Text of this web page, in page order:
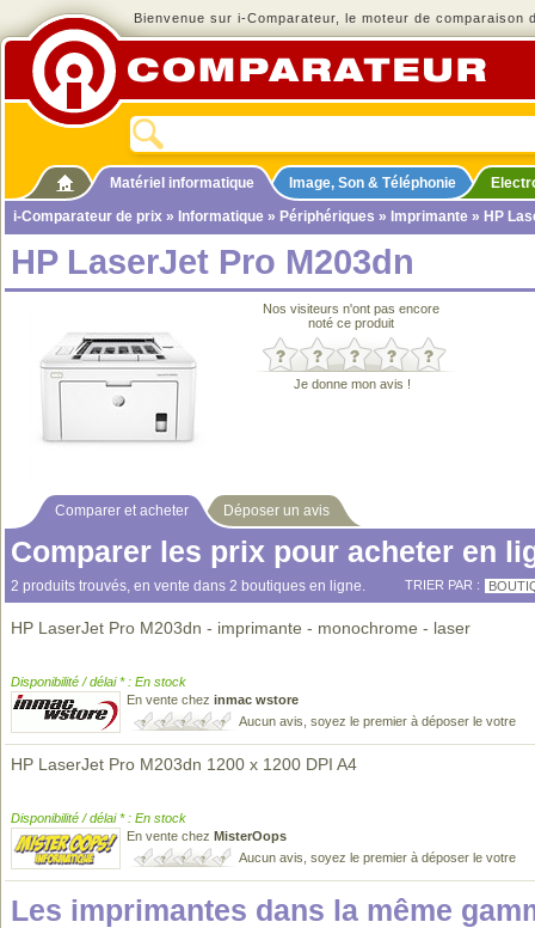
Bienvenue sur i-Comparateur, le moteur de comparaison
Matériel informatique Image, Son & Téléphonie
i-Comparateur de prix » Informatique » Périphériques » Imprimante » HP
HP LaserJet Pro M203dn
Nos visiteurs n'ont pas encore
noté ce produit
Je donne mon avis !
Comparer et acheter Déposer un avis
Comparer les prix pour acheter en
2 produits trouvés, en vente dans 2 boutiques en ligne. TRIER PAR :
HP LaserJet Pro M203dn - imprimante - monochrome - laser
Disponibilité / délai * : En stock
En vente chez inmac wstore
Aucun avis, soyez le premier à déposer le votre
HP LaserJet Pro M203dn 1200 x 1200 DPI A4
Disponibilité / délai * : En stock
En vente chez MisterOops
Aucun avis, soyez le premier à déposer le votre
Les imprimantes dans la même